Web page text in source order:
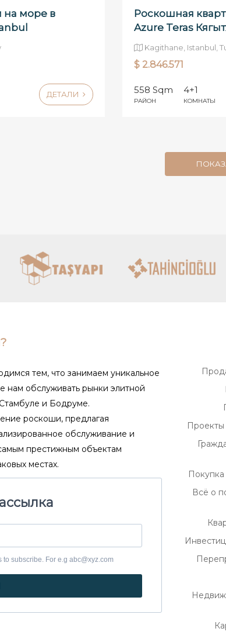
на море в
ДЕТАЛИ
Роскошная
Azure Teras
Kagithane, Istanbul,
$ 2.846.571
558 Sqm
РАЙОН
4+1
КОМНАТЫ
тем, что занимаем уникальное
нам обслуживать рынки элитной
и Бодруме.
роскоши, предлагая
обслуживание и
престижным объектам
местах.
to subscribe. For e.g abc@xyz.com
Проекты
Всё о